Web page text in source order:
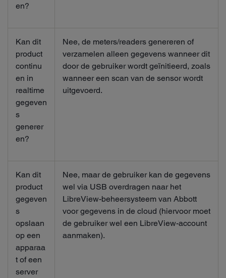
en?
Kan dit
product
continu
en in
realtime
gegeven
s
generer
en?
Nee, de meters/readers genereren of
verzamelen alleen gegevens wanneer dit
door de gebruiker wordt geïnitieerd, zoals
wanneer een scan van de sensor wordt
uitgevoerd.
Kan dit
product
gegeven
s
opslaan
op een
apparaa
t of een
server
Nee, maar de gebruiker kan de gegevens
wel via USB overdragen naar het
LibreView-beheersysteem van Abbott
voor gegevens in de cloud (hiervoor moet
de gebruiker wel een LibreView-account
aanmaken).